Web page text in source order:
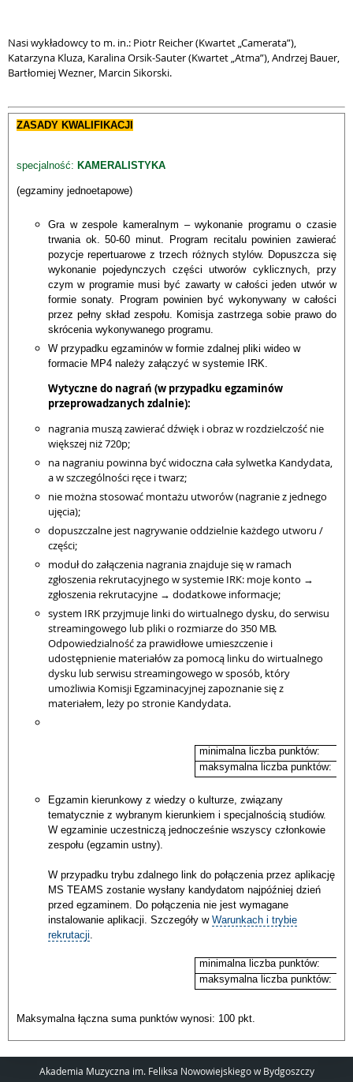
Nasi wykładowcy to m. in.: Piotr Reicher (Kwartet „Camerata”),
Katarzyna Kluza, Karalina Orsik-Sauter (Kwartet „Atma”), Andrzej Bauer,
Bartłomiej Wezner, Marcin Sikorski.
ZASADY KWALIFIKACJI
specjalność: KAMERALISTYKA
(egzaminy jednoetapowe)
Gra w zespole kameralnym – wykonanie programu o czasie
trwania ok. 50-60 minut. Program recitalu powinien zawierać
pozycje repertuarowe z trzech różnych stylów. Dopuszcza się
wykonanie pojedynczych części utworów cyklicznych, przy
czym w programie musi być zawarty w całości jeden utwór w
formie sonaty. Program powinien być wykonywany w całości
przez pełny skład zespołu. Komisja zastrzega sobie prawo do
skrócenia wykonywanego programu.
W przypadku egzaminów w formie zdalnej pliki wideo w
formacie MP4 należy załączyć w systemie IRK.
Wytyczne do nagrań (w przypadku egzaminów
przeprowadzanych zdalnie):
nagrania muszą zawierać dźwięk i obraz w rozdzielczość nie
większej niż 720p;
na nagraniu powinna być widoczna cała sylwetka Kandydata,
a w szczególności ręce i twarz;
nie można stosować montażu utworów (nagranie z jednego
ujęcia);
dopuszczalne jest nagrywanie oddzielnie każdego utworu /
części;
moduł do załączenia nagrania znajduje się w ramach
zgłoszenia rekrutacyjnego w systemie IRK: moje konto →
zgłoszenia rekrutacyjne → dodatkowe informacje;
system IRK przyjmuje linki do wirtualnego dysku, do serwisu
streamingowego lub pliki o rozmiarze do 350 MB.
Odpowiedzialność za prawidłowe umieszczenie i
udostępnienie materiałów za pomocą linku do wirtualnego
dysku lub serwisu streamingowego w sposób, który
umożliwia Komisji Egzaminacyjnej zapoznanie się z
materiałem, leży po stronie Kandydata.
minimalna liczba punktów:
maksymalna liczba punktów:
Egzamin kierunkowy z wiedzy o kulturze, związany
tematycznie z wybranym kierunkiem i specjalnością studiów.
W egzaminie uczestniczą jednocześnie wszyscy członkowie
zespołu (egzamin ustny).
W przypadku trybu zdalnego link do połączenia przez aplikację
MS TEAMS zostanie wysłany kandydatom najpóźniej dzień
przed egzaminem. Do połączenia nie jest wymagane
instalowanie aplikacji. Szczegóły w Warunkach i trybie
rekrutacji.
minimalna liczba punktów:
maksymalna liczba punktów:
Maksymalna łączna suma punktów wynosi: 100 pkt.
Akademia Muzyczna im. Feliksa Nowowiejskiego w Bydgoszczy